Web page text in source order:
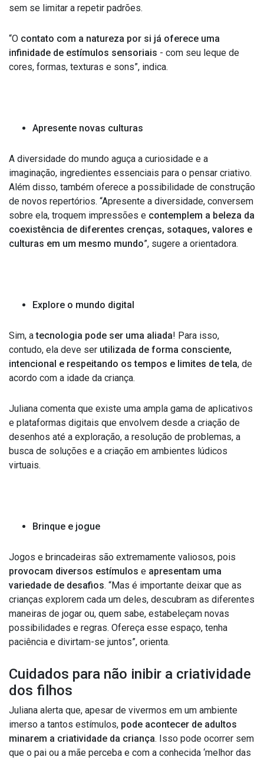
sem se limitar a repetir padrões.
“O contato com a natureza por si já oferece uma
infinidade de estímulos sensoriais - com seu leque de
cores, formas, texturas e sons”, indica.
Apresente novas culturas
A diversidade do mundo aguça a curiosidade e a
imaginação, ingredientes essenciais para o pensar criativo.
Além disso, também oferece a possibilidade de construção
de novos repertórios. “Apresente a diversidade, conversem
sobre ela, troquem impressões e contemplem a beleza da
coexistência de diferentes crenças, sotaques, valores e
culturas em um mesmo mundo”, sugere a orientadora.
Explore o mundo digital
Sim, atecnologia pode ser uma aliada! Para isso,
contudo, ela deve ser utilizada de forma consciente,
intencional e respeitando os tempos e limites de tela, de
acordo com a idade da criança.
Juliana comenta que existe uma ampla gama de aplicativos
e plataformas digitais que envolvem desde a criação de
desenhos até a exploração, a resolução de problemas, a
busca de soluções e a criação em ambientes lúdicos
virtuais.
Brinque e jogue
Jogos e brincadeiras são extremamente valiosos, pois
provocam diversos estímulos e apresentam uma
variedade de desafios. “Mas é importante deixar que as
crianças explorem cada um deles, descubram as diferentes
maneiras de jogar ou, quem sabe, estabeleçam novas
possibilidades e regras. Ofereça esse espaço, tenha
paciência e divirtam-se juntos”, orienta.
Cuidados para não inibir a criatividade
dos filhos
Juliana alerta que, apesar de vivermos em um ambiente
imerso a tantos estímulos, pode acontecer de adultos
minarem a criatividade da criança. Isso pode ocorrer sem
que o pai ou a mãe perceba e com a conhecida ‘melhor das